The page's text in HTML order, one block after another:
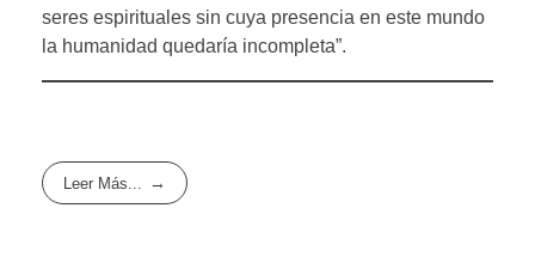
seres espirituales sin cuya presencia en este mundo
la humanidad quedaría incompleta”.
Leer Más...